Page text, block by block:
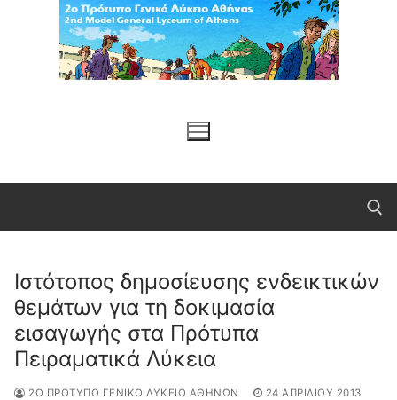
Μετάβαση
περιεχόμενο
Αναζήτηση για:
Ιστότοπος δημοσίευσης ενδεικτικών
θεμάτων για τη δοκιμασία
εισαγωγής στα Πρότυπα
Πειραματικά Λύκεια
2Ο ΠΡΌΤΥΠΟ ΓΕΝΙΚΌ ΛΎΚΕΙΟ ΑΘΗΝΏΝ
24 ΑΠΡΙΛΊΟΥ 2013